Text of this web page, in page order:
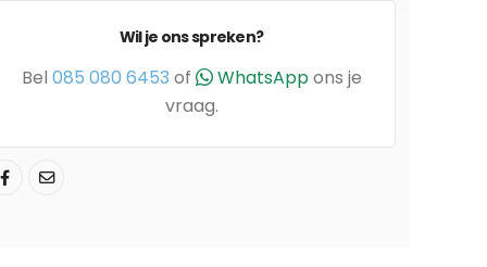
Wil je ons spreken?
Bel 085 080 6453 of WhatsAppons je
vraag.